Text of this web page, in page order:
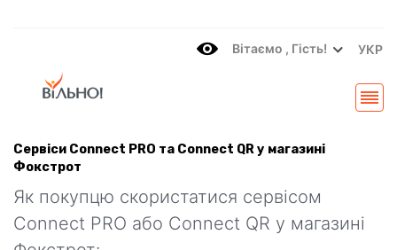
Вітаємo , Гість! УКР
Cервіси Connect PRO та Connect QR у магазині
Фокстрот
Як покупцю скористатися сервісом
Connect PRO або Connect QR у магазині